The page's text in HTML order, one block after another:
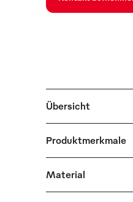
Übersicht
Produktmerkmale
Material